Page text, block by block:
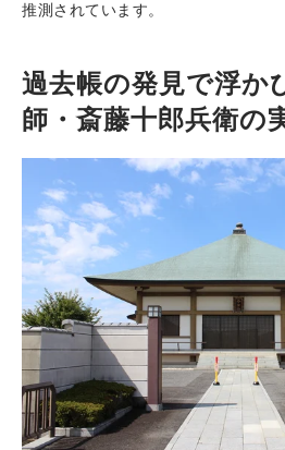
推測されています。
過去帳の発見で浮か
師・斎藤十郎兵衛の